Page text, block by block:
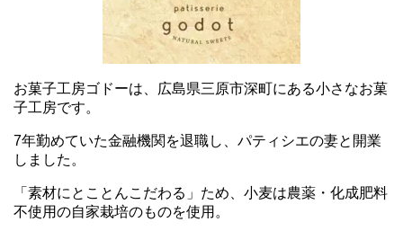
お菓子工房ゴドーは、広島県三原市深町にある小さなお菓
子工房です。
7年勤めていた金融機関を退職し、パティシエの妻と開業
しました。
「素材にとことんこだわる」ため、小麦は農薬・化成肥料
不使用の自家栽培のものを使用。